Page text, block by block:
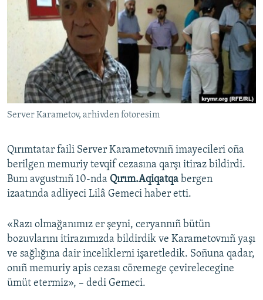
BLOGLAR
Русский
Українською
QOŞULIÑIZ!
RFE/RS bütün saytları
Server Karametov, arhivden fotoresim
Qırımtatar faili Server Karametovnıñ imayecileri oña
berilgen memuriy tevqif cezasına qarşı itiraz bildirdi.
Bunı avgustnıñ 10-nda Qırım.Aqiqatqa bergen
izaatında adliyeci Lilâ Gemeci haber etti.
«Razı olmağanımız er şeyni, ceryannıñ bütün
bozuvlarını itirazımızda bildirdik ve Karametovnıñ yaşı
ve sağlığına dair inceliklerni işaretledik. Soñuna qadar,
onıñ memuriy apis cezası cöremege çevirelecegine
ümüt etermiz», – dedi Gemeci.